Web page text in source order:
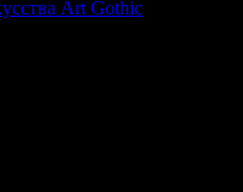
Art Gothic